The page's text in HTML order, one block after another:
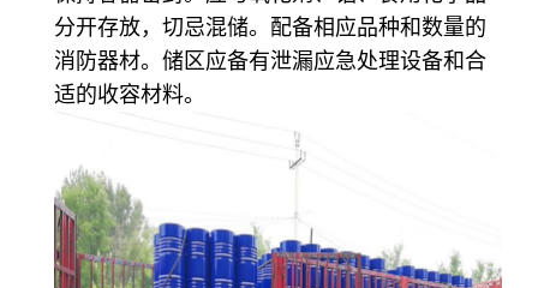
分开存放，切忌混储。配备相应品种和数量的
消防器材。储区应备有泄漏应急处理设备和合
适的收容材料。